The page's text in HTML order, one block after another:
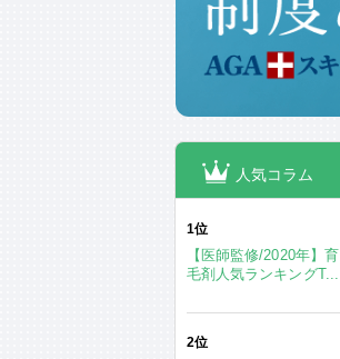
人気コラム
1位
【医師監修/2020年】育
毛剤人気ランキングT...
2位